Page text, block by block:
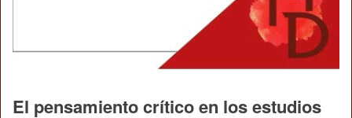
El pensamiento crítico en los estudios